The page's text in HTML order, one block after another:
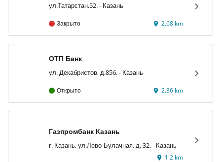
ул.Татарстан,52. - Казань
Закрыто 2.68 km
ОТП Банк
ул. Декабристов, д.85б. - Казань
Открыто 2.36 km
Газпромбанк Казань
г. Казань, ул.Лево-Булачная, д. 32. - Казань
1.2 km